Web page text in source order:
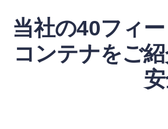
当社の40フィ
コンテナをご